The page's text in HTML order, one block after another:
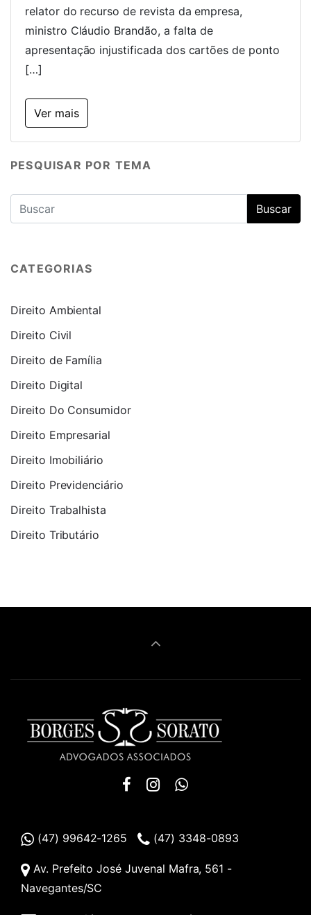
relator do recurso de revista da empresa,
ministro Cláudio Brandão, a falta de
apresentação injustificada dos cartões de ponto
[…]
Ver mais
PESQUISAR POR TEMA
CATEGORIAS
Direito Ambiental
Direito Civil
Direito de Família
Direito Digital
Direito Do Consumidor
Direito Empresarial
Direito Imobiliário
Direito Previdenciário
Direito Trabalhista
Direito Tributário
(47) 99642-1265 (47) 3348-0893
Av. Prefeito José Juvenal Mafra, 561 -
Navegantes/SC